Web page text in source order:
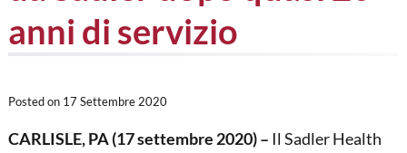
anni di servizio
Posted on 17 Settembre 2020
CARLISLE, PA (17 settembre 2020) – Il Sadler Health